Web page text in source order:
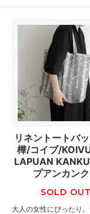
リネントートバ
樺/コイブ/
LAPUAN
プアンカンク
SOLD OUT
大人の女性にぴったり